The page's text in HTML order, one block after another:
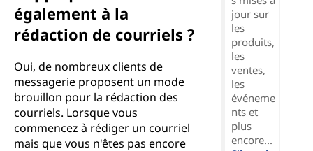
également à la
rédaction de courriels ?
Oui, de nombreux clients de
messagerie proposent un mode
brouillon pour la rédaction des
courriels. Lorsque vous
commencez à rédiger un courriel
mais que vous n'êtes pas encore
jour sur
les
produits,
les
ventes,
les
événeme
nts et
plus
encore...